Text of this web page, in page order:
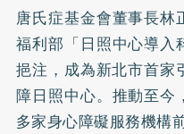
唐氏症基金會董事長
福利部「日照中心導入
挹注，成為新北市首家
障日照中心。推動至今
多家身心障礙服務機構